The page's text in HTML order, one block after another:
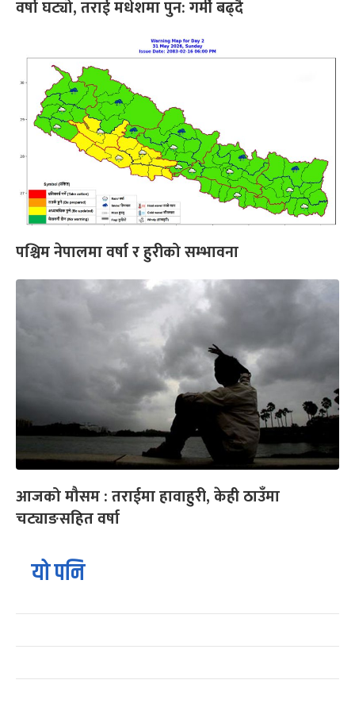
वर्षा घट्यो, तराई मधेशमा पुन: गर्मी बढ्दै
पश्चिम नेपालमा वर्षा र हुरीको सम्भावना
आजको मौसम : तराईमा हावाहुरी, केही ठाउँमा
चट्याङसहित वर्षा
यो पनि